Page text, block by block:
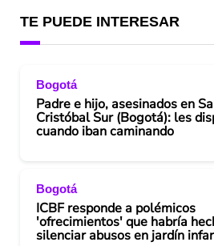
TE PUEDE INTERESAR
Bogotá
Padre e hijo, asesinados en
Cristóbal Sur (Bogotá): les
cuando iban caminando
Bogotá
ICBF responde a polémicos
'ofrecimientos' que habría
silenciar abusos en jardín